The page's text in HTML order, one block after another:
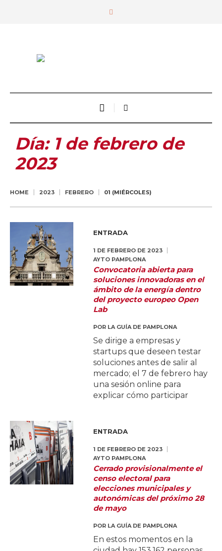
Día: 1 de febrero de
2023
HOME 2023 FEBRERO 01 (MIÉRCOLES)
ENTRADA
1 DE FEBRERO DE 2023
AYTO PAMPLONA
Convocatoria abierta para
soluciones innovadoras en el
ámbito de la energía dentro
del proyecto europeo Open
Lab
POR LA GUÍA DE PAMPLONA
Se dirige a empresas y
startups que deseen testar
soluciones antes de salir al
mercado; el 7 de febrero hay
una sesión online para
explicar cómo participar
ENTRADA
1 DE FEBRERO DE 2023
AYTO PAMPLONA
Cerrado provisionalmente el
censo electoral para
elecciones municipales y
autonómicas del próximo 28
de mayo
POR LA GUÍA DE PAMPLONA
En estos momentos en la